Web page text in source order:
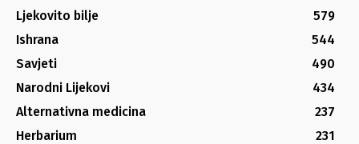
Ljekovito bilje
579
Ishrana
544
Savjeti
490
Narodni Lijekovi
434
Alternativna medicina
237
Herbarium
231